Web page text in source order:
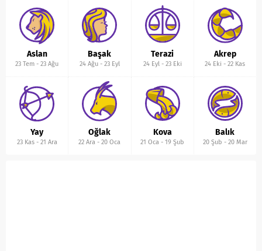
Aslan
23 Tem -23 Ağu
Başak
24 Ağu- 23 Eyl
Terazi
24 Eyl- 23 Eki
Akrep
24 Eki -22 Kas
Yay
23 Kas- 21 Ara
Oğlak
22 Ara -20 Oca
Kova
21 Oca -19 Şub
Balık
20 Şub - 20 Mar